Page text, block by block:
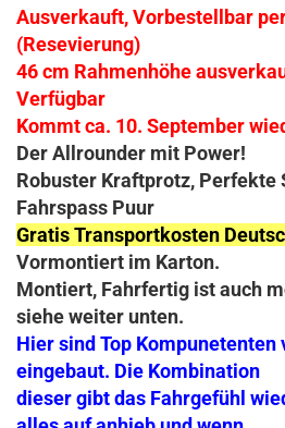
Ausverkauft, Vorbestellbar
(Resevierung)
46 cm Rahmenhöhe
Verfügbar
Kommt ca. 10. September
Der Allrounder mit Power!
Robuster Kraftprotz, Perfekte
Fahrspass Puur
Gratis Transportkosten
Vormontiert im Karton.
Montiert, Fahrfertig ist auch
siehe weiter unten.
Hier sind Top
eingebaut. Die Kombination
dieser gibt das Fahrgefühl